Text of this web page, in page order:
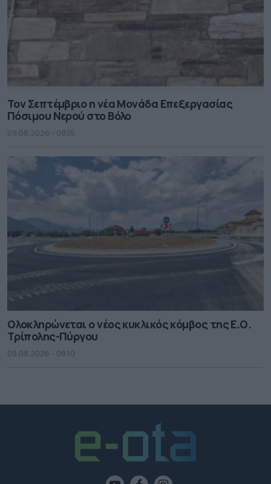
Τον Σεπτέμβριο η νέα Μονάδα Επεξεργασίας
Πόσιμου Νερού στο Βόλο
09.08.2026 - 08.15
Ολοκληρώνεται ο νέος κυκλικός κόμβος της Ε.Ο.
Τρίπολης-Πύργου
09.08.2026 - 08.10